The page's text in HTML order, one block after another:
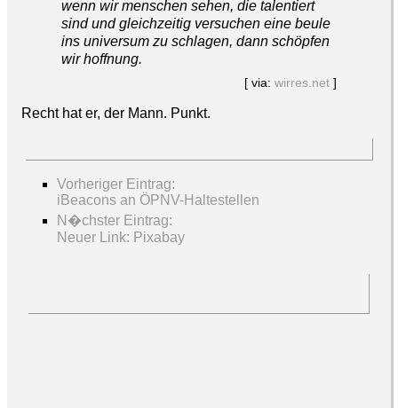
wenn wir menschen sehen, die talentiert
sind und gleichzeitig versuchen eine beule
ins universum zu schlagen, dann schöpfen
wir hoffnung.
[ via: wirres.net ]
Recht hat er, der Mann. Punkt.
Vorheriger Eintrag:
iBeacons an ÖPNV-Haltestellen
N�chster Eintrag:
Neuer Link: Pixabay